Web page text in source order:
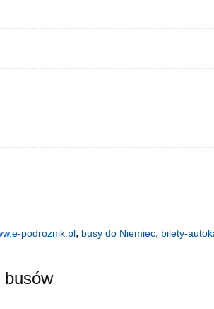
podroznik.pl, busy do Niemiec, bilety-